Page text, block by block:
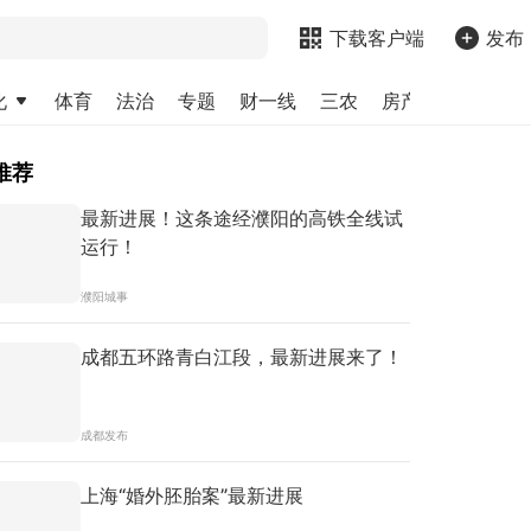
下载客户端 发布
体育 法治 专题 财一线 三农 房产
荐
最新进展！这条途经濮阳的高铁全线试
运行！
濮阳城事
成都五环路青白江段，最新进展来了！
成都发布
上海“婚外胚胎案”最新进展